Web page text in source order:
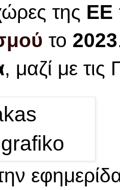
της ΕΕ
το 2023
, μαζί με